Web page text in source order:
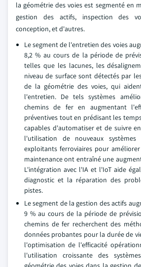
la géométrie des voies est segmenté en
gestion des actifs, inspection des
conception, et d'autres.
Le segment de l'entretien des voies
8,2 % au cours de la période de
telles que les lacunes, les
niveau de surface sont détectés par
de la géométrie des voies, qui
l'entretien. De tels systèmes
chemins de fer en augmentant
préventives tout en prédisant les
capables d'automatiser et de suivre
l'utilisation de nouveaux
exploitants ferroviaires pour
maintenance ont entraîné une
L'intégration avec l'IA et l'IoT aide
diagnostic et la réparation des
pistes.
Le segment de la gestion des actifs
9 % au cours de la période de
chemins de fer recherchent des
données probantes pour la durée de
l'optimisation de l'efficacité
l'utilisation croissante des